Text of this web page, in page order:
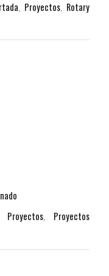
, Proyectos, Rotary
Proyectos, Proyectos